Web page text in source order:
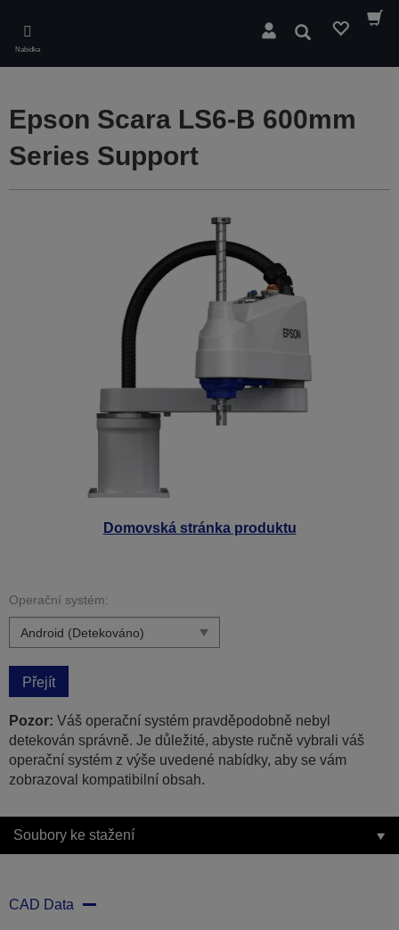
main
content
Nabídka
Hledat
Domovská stránka produktu
Epson Scara LS6-B 600mm
Series Support
Operační systém:
Přejít
Pozor: Váš operační systém pravděpodobně nebyl
detekován správně. Je důležité, abyste ručně vybrali váš
operační systém z výše uvedené nabídky, aby se vám
zobrazoval kompatibilní obsah.
Soubory ke stažení
CAD Data